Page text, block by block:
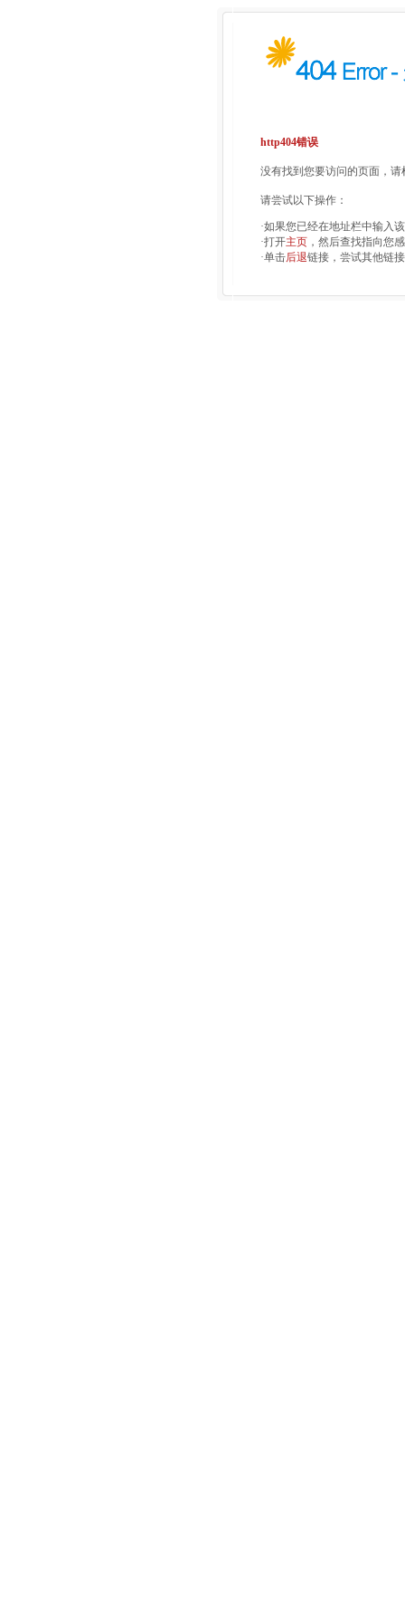
http404错误
没有找到您要访问的页面，
请尝试以下操作：
·如果您已经在地址栏中输入
·打开主页 ，然后查找指向您
·单击后退链接，尝试其他链